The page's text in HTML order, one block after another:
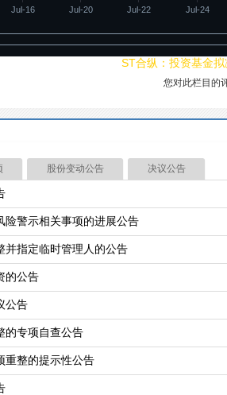
Jul-16 Jul-20 Jul-22 Jul-24
ST合纵：投资基金拟
您对此栏目的
股份变动公告 决议公告
险警示相关事项的进展公告
并指定临时管理人的公告
的公告
公告
的专项自查公告
重整的提示性公告